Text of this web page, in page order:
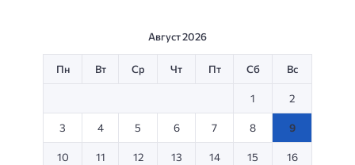
Август 2026
Пн Вт Ср Чт Пт Сб Вс
1 2
3 4 5 6 7 8 9
10 11 12 13 14 15 16